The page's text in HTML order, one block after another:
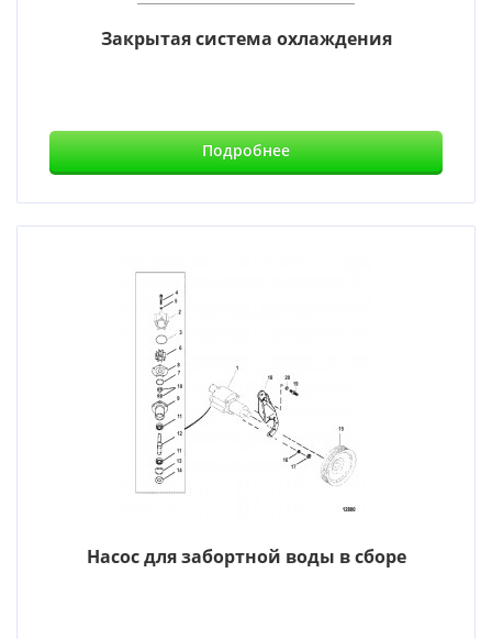
Закрытая система охлаждения
Подробнее
Насос для забортной воды в сборе